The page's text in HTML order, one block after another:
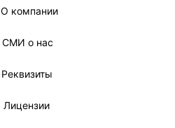
О компании
СМИ о нас
Реквизиты
Лицензии